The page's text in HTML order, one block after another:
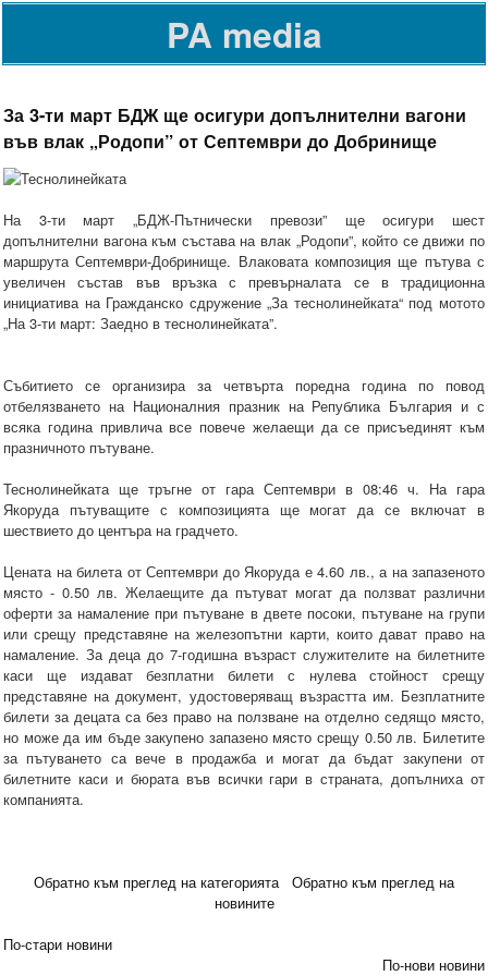
PA media
За 3-ти март БДЖ ще осигури допълнителни вагони
във влак „Родопи” от Септември до Добринище
На 3-ти март „БДЖ-Пътнически превози” ще осигури шест
допълнителни вагона към състава на влак „Родопи”, който се движи по
маршрута Септември-Добринище. Влаковата композиция ще пътува с
увеличен състав във връзка с превърналата се в традиционна
инициатива на Гражданско сдружение „За теснолинейката“ под мотото
„На 3-ти март: Заедно в теснолинейката”.
Събитието се организира за четвърта поредна година по повод
отбелязването на Националния празник на Република България и с
всяка година привлича все повече желаещи да се присъединят към
празничното пътуване.
Теснолинейката ще тръгне от гара Септември в 08:46 ч. На гара
Якоруда пътуващите с композицията ще могат да се включат в
шествието до центъра на градчето.
Цената на билета от Септември до Якоруда е 4.60 лв., а на запазеното
място - 0.50 лв. Желаещите да пътуват могат да ползват различни
оферти за намаление при пътуване в двете посоки, пътуване на групи
или срещу представяне на железопътни карти, които дават право на
намаление. За деца до 7-годишна възраст служителите на билетните
каси ще издават безплатни билети с нулева стойност срещу
представяне на документ, удостоверяващ възрастта им. Безплатните
билети за децата са без право на ползване на отделно седящо място,
но може да им бъде закупено запазено място срещу 0.50 лв. Билетите
за пътуването са вече в продажба и могат да бъдат закупени от
билетните каси и бюрата във всички гари в страната, допълниха от
компанията.
Обратно към преглед на категорията
Обратно към преглед на
новините
По-стари новини
По-нови новини